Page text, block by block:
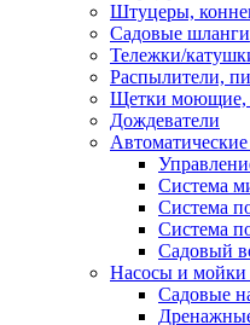
Штуцеры,
Садовые шланги
Тележки/
Распылители,
Щетки моющие,
Дождеватели
Система
Система
Система
Садовый
Насосы и мойки
Садовые